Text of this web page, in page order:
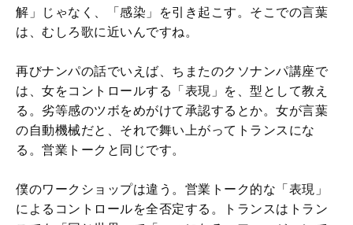
解」じゃなく、「感染」を引き起こす。そこでの言葉
は、むしろ歌に近いんですね。
再びナンパの話でいえば、ちまたのクソナンパ講座で
は、女をコントロールする「表現」を、型として教え
る。劣等感のツボをめがけて承認するとか。女が言葉
の自動機械だと、それで舞い上がってトランスにな
る。営業トークと同じです。
僕のワークショップは違う。営業トーク的な「表現」
によるコントロールを全否定する。トランスはトラン